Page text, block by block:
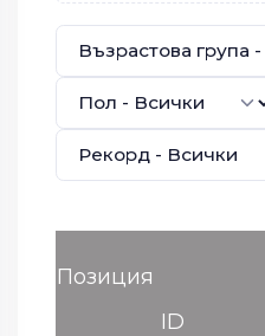
Позиция
ID